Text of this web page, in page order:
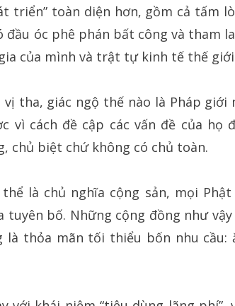
triển” toàn diện hơn, gồm cả tấm
óc phê phán bất công và tham
của mình và trật tự kinh tế thế
tha, giác ngộ thế nào là Pháp giới
vì cách đề cập các vấn đề của họ
chủ biệt chứ không có chủ toàn.
là chủ nghĩa cộng sản, mọi
tuyên bố. Những cộng đồng như vậy
là thỏa mãn tối thiểu bốn nhu cầu: